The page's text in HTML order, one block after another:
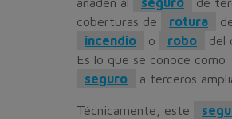
coberturas de
rotura
incendio
o robo
del
Es lo que se conoce como
seguro
a terceros
Técnicamente, este